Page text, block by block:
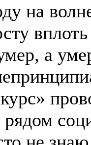
на
а
рядом